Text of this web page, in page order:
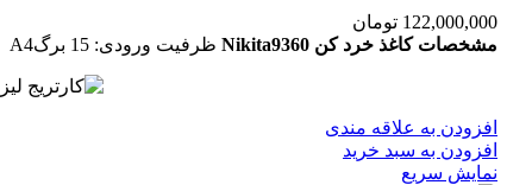
122,000,000 تومان
مشخصات کاغذ خرد کن Nikita9360
ظرفیت ورودی:
15 برگA4
افزودن به علاقه مندی
افزودن به سبد خرید
نمایش سریع